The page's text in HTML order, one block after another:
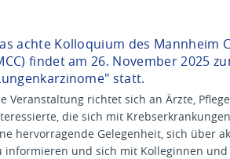
achte Kolloquium des Mannheim
findet am 26. November 2025
statt.
Veranstaltung richtet sich an Ärzte,
die sich mit
hervorragende Gelegenheit, sich über
informieren und sich mit Kolleginnen und